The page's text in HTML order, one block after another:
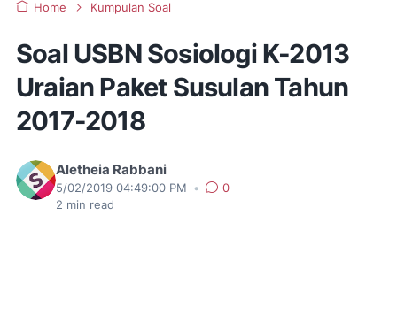
Home Kumpulan Soal
Soal USBN Sosiologi K-2013
Uraian Paket Susulan Tahun
2017-2018
Aletheia Rabbani
5/02/2019 04:49:00 PM •
0
2 min read